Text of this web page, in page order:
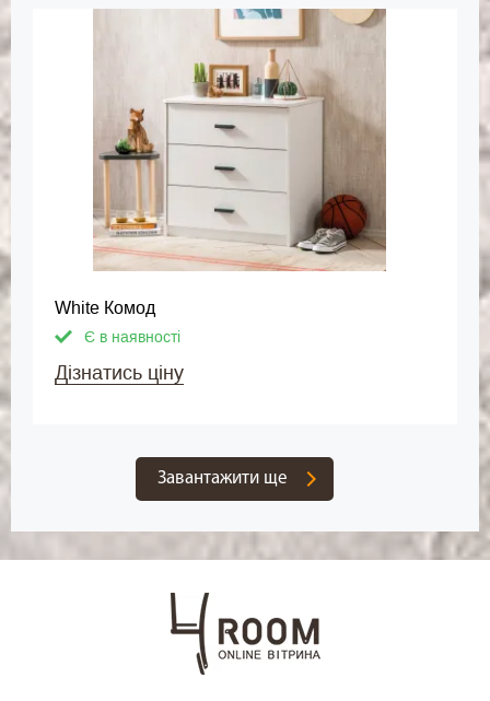
White Комод
Є в наявності
Дізнатись ціну
Завантажити ще